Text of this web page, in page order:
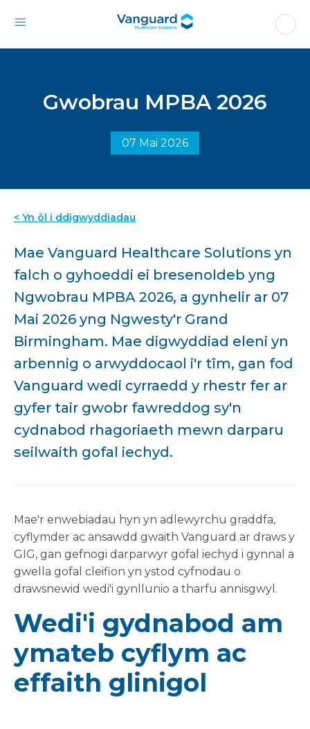
Gwobrau MPBA 2026
07 Mai 2026
< Yn ôl i ddigwyddiadau
Mae Vanguard Healthcare Solutions yn
falch o gyhoeddi ei bresenoldeb yng
Ngwobrau MPBA 2026, a gynhelir ar 07
Mai 2026 yng Ngwesty'r Grand
Birmingham. Mae digwyddiad eleni yn
arbennig o arwyddocaol i'r tîm, gan fod
Vanguard wedi cyrraedd y rhestr fer ar
gyfer tair gwobr fawreddog sy'n
cydnabod rhagoriaeth mewn darparu
seilwaith gofal iechyd.
Mae'r enwebiadau hyn yn adlewyrchu graddfa,
cyflymder ac ansawdd gwaith Vanguard ar draws y
GIG, gan gefnogi darparwyr gofal iechyd i gynnal a
gwella gofal cleifion yn ystod cyfnodau o
drawsnewid wedi'i gynllunio a tharfu annisgwyl.
Wedi'i gydnabod am
ymateb cyflym ac
effaith glinigol